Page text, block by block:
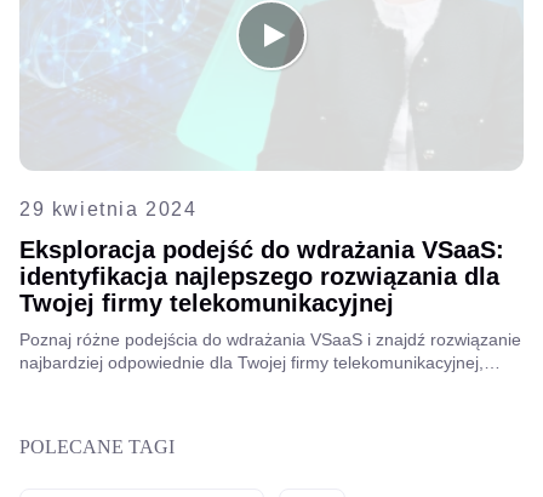
29 kwietnia 2024
Eksploracja podejść do wdrażania VSaaS:
identyfikacja najlepszego rozwiązania dla
Twojej firmy telekomunikacyjnej
Poznaj różne podejścia do wdrażania VSaaS i znajdź rozwiązanie
najbardziej odpowiednie dla Twojej firmy telekomunikacyjnej,
POLECANE TAGI